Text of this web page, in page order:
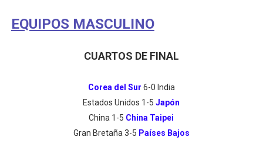
EQUIPOS MASCULINO
CUARTOS DE FINAL
Corea del Sur 6-0 India
Estados Unidos 1-5Japón
China 1-5 China Taipei
Gran Bretaña 3-5 Países Bajos